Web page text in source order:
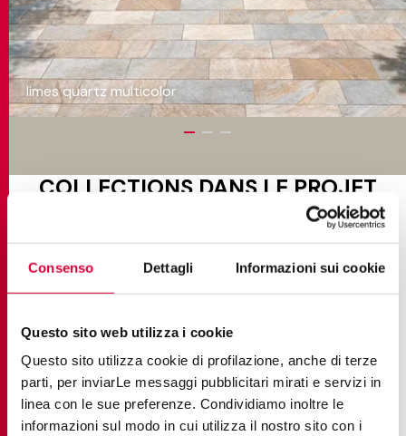
Consenso Dettagli Informazioni sui cookie
Questo sito web utilizza i cookie
Questo sito utilizza cookie di profilazione, anche di terze
parti, per inviarLe messaggi pubblicitari mirati e servizi in
linea con le sue preferenze. Condividiamo inoltre le
informazioni sul modo in cui utilizza il nostro sito con i
limes quartz multicolor
COLLECTIONS DANS LE PROJET